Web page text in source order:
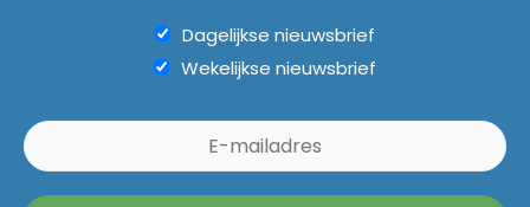
Dagelijkse nieuwsbrief
Wekelijkse nieuwsbrief